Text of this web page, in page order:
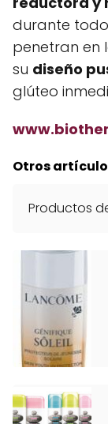
durante
penetran en
su diseño
glúteo
Otros
Productos